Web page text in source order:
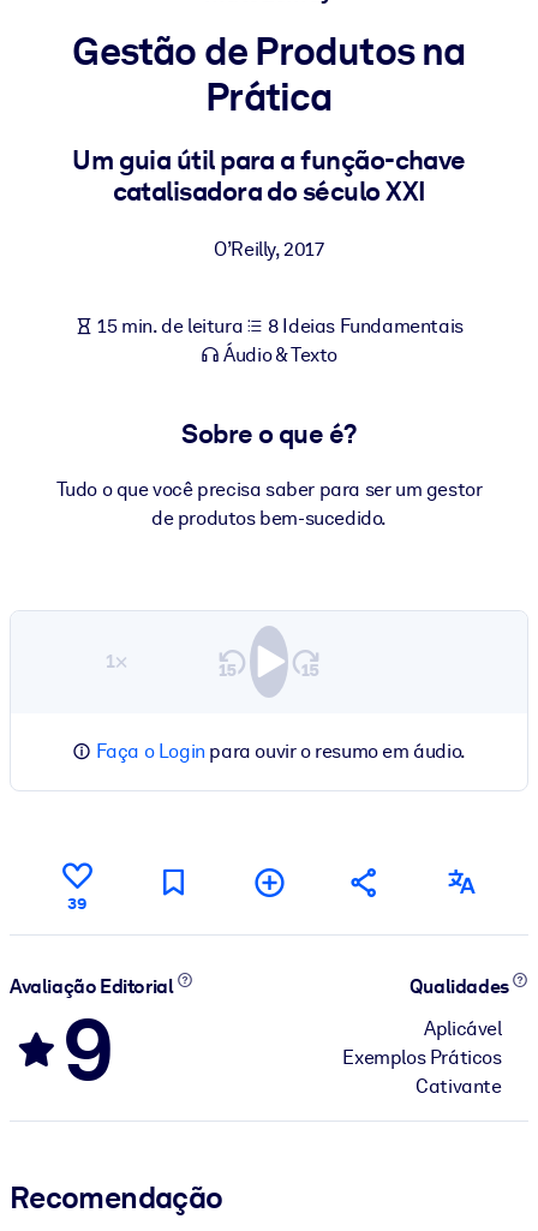
Leve conhecimento verificado e conciso para seu LMS/LXP para
resultados de aprendizagem mais sólidos.
Enriqueça sua biblioteca corporativa com conhecimento de
Para sistemas de IA
Gestão de Produtos na
Prática
Um guia útil para a função-chave
catalisadora do século XXI
O’Reilly,2017
15 min. de leitura
8 Ideias Fundamentais
Áudio & Texto
Sobre o que é?
Tudo o que você precisa saber para ser um gestor
de produtos bem-sucedido.
1×
Faça o Login para ouvir o resumo em áudio.
39
Avaliação Editorial
9
Qualidades
Aplicável
Exemplos Práticos
Cativante
Recomendação